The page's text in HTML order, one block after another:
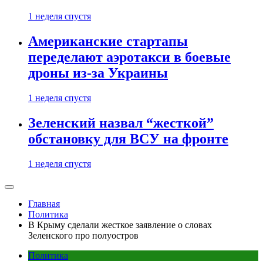
1 неделя спустя
Американские стартапы
переделают аэротакси в боевые
дроны из-за Украины
1 неделя спустя
Зеленский назвал “жесткой”
обстановку для ВСУ на фронте
1 неделя спустя
Главная
Политика
В Крыму сделали жесткое заявление о словах
Зеленского про полуостров
Политика